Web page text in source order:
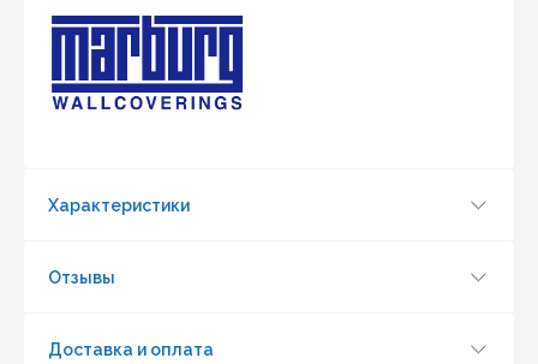
Характеристики
Отзывы
Доставка и оплата